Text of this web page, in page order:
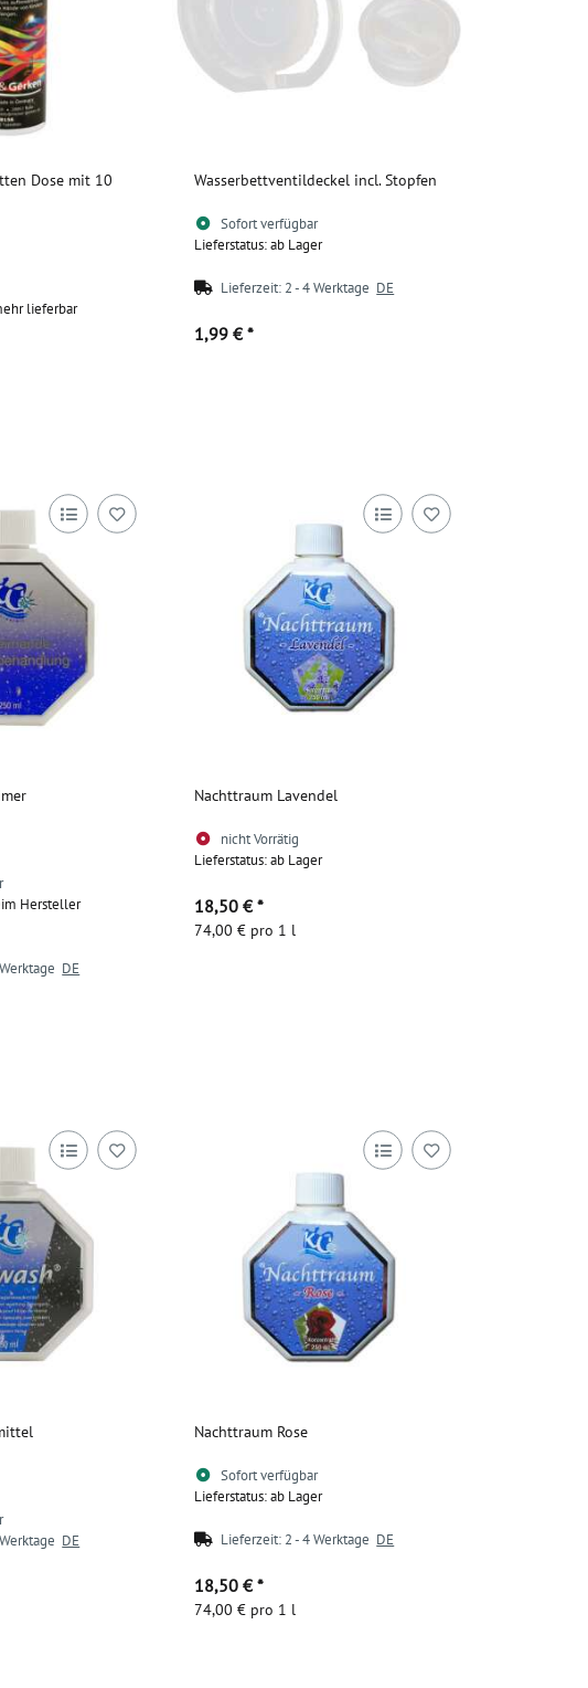
Dose mit 10
lieferbar
Wasserbettventildeckel incl. Stopfen
Sofort verfügbar
Lieferstatus: ab Lager
Lieferzeit: 2 - 4 Werktage DE
1,99 € *
Hersteller
DE
Nachttraum Lavendel
nicht Vorrätig
Lieferstatus: ab Lager
18,50 € *
74,00 € pro 1 l
DE
Nachttraum Rose
Sofort verfügbar
Lieferstatus: ab Lager
Lieferzeit: 2 - 4 Werktage DE
18,50 € *
74,00 € pro 1 l